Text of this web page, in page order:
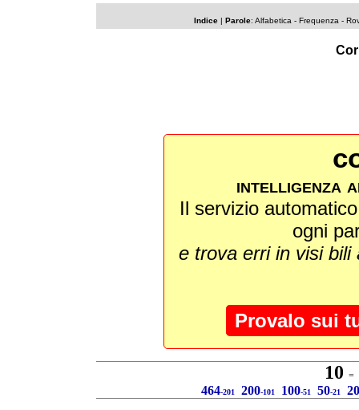
Indice | Parole: Alfabetica - Frequenza -
intelligenza
Il servizio
ogni
e trova erri in visi
Provalo sui
10 =
464-201 200-101 100-51 50-21 20